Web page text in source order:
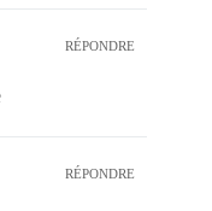
RÉPONDRE
RÉPONDRE